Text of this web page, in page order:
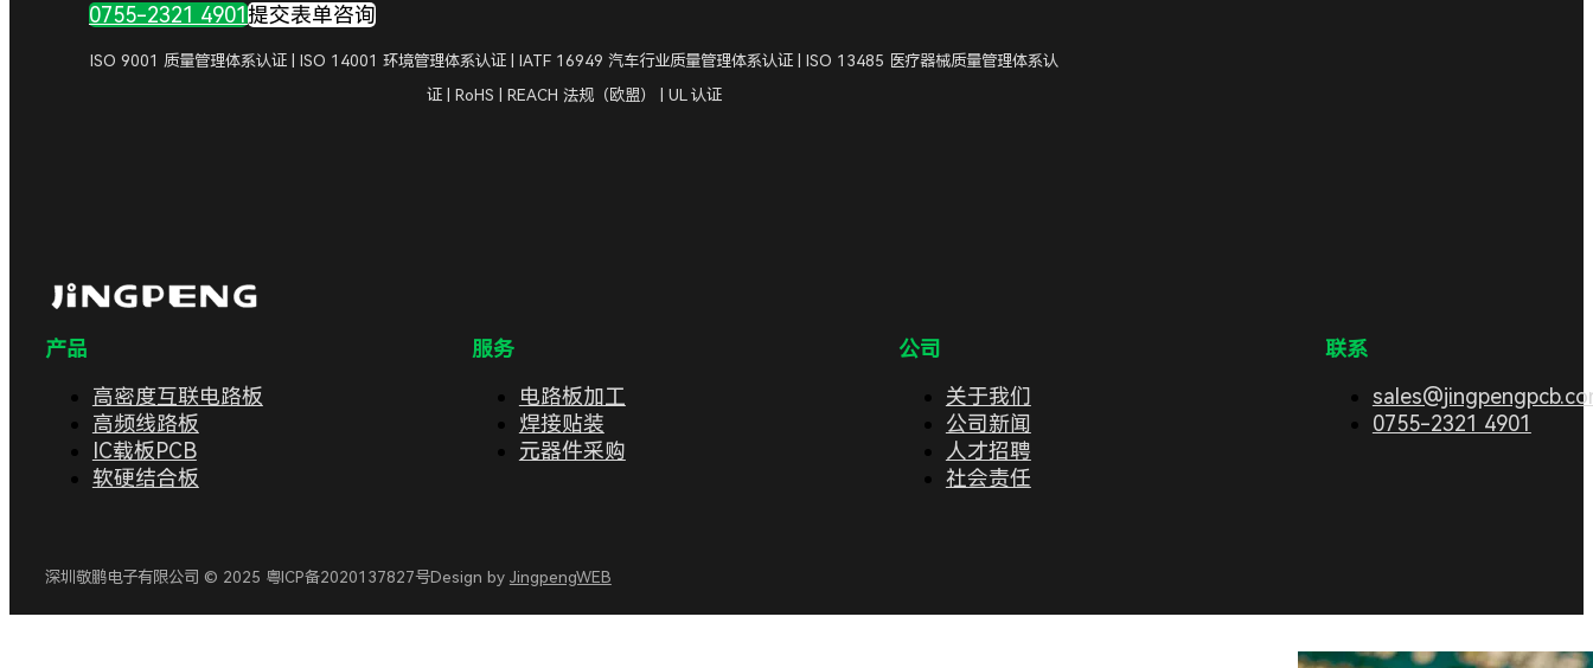
0755-2321 4901提交表单咨询
ISO 9001 质量管理体系认证 | ISO 14001 环境管理体系认证 | IATF 16949 汽车行业质量管理体系认证 | ISO 13485 医疗器械质量管理体系认
证 | RoHS | REACH 法规（欧盟） | UL 认证
产品
高密度互联电路板
高频线路板
IC载板PCB
软硬结合板
服务
电路板加工
焊接贴装
元器件采购
公司
关于我们
公司新闻
人才招聘
社会责任
联系
0755-2321 4901
深圳敬鹏电子有限公司 © 2025 粤ICP备2020137827号Design by JingpengWEB